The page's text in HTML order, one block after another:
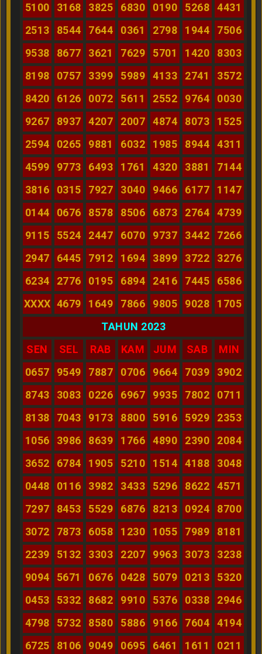
5100
3168 3825 6830 0190 5268
4431
2513
8544 7644 0361 2798 1944
7506
9538
8677 3621 7629 5701 1420
8303
8198
0757 3399 5989 4133 2741
3572
8420
6126 0072 5611 2552 9764
0030
9267
8937 4207 2007 4874 8073
1525
2594
0265 9881 6032 1985 8944
4311
4599
9773 6493 1761 4320 3881
7144
3816
0315 7927 3040 9466 6177
1147
0144
0676 8578 8506 6873 2764
4739
9115
5524 2447 6070 9737 3442
7266
2947
6445 7912 1694 3899 3722
3276
6234
2776 0195 6894 2416 7445
6586
XXXX 4679 1649 7866 9805 9028
1705
TAHUN 2023
SEN
SEL RAB KAM JUM SAB
MIN
0657
9549 7887 0706 9664 7039
3902
8743
3083 0226 6967 9935 7802
0711
8138
7043 9173 8800 5916 5929
2353
1056
3986 8639 1766 4890 2390
2084
3652
6784 1905 5210 1514 4188
3048
0448
0116 3982 3433 5296 8622
4571
7297
8453 5529 6876 8213 0924
8700
3072
7873 6058 1230 1055 7989
8181
2239
5132 3303 2207 9963 3073
3238
9094
5671 0676 0428 5079 0213
5320
0453
5332 8682 9910 5376 0338
2946
4798
5732 8580 5886 9166 7604
4194
6725
8106 9049 0695 6461 1611
0211